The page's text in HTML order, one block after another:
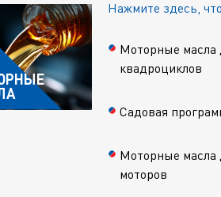
На канистре
—
при рабочей
API (США)
тем свежее
Нажмите здесь,
Моторные масла
квадроциклов
Садовая
Моторные масла
моторов